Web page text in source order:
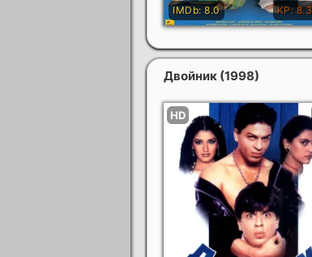
Двойник (1998)